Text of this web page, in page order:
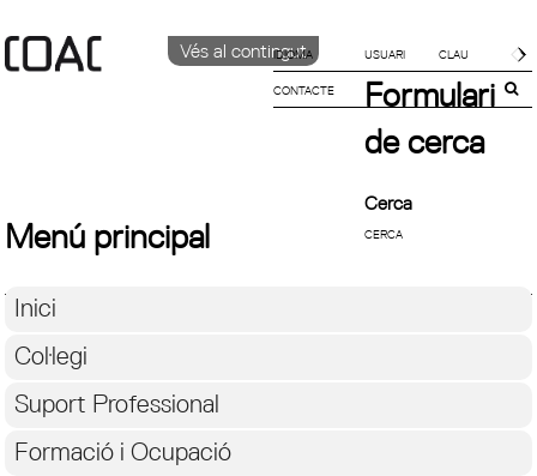
Vés al contingut
IDIOMA
CATALÀ
CONTACTE
Formulari
de cerca
Cerca
Menú principal
Inici
Col·legi
Suport Professional
Formació i Ocupació